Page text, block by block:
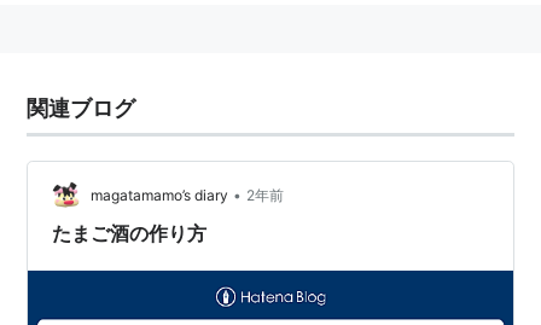
関連ブログ
magatamamo’s diary • 2年前
たまご酒の作り方